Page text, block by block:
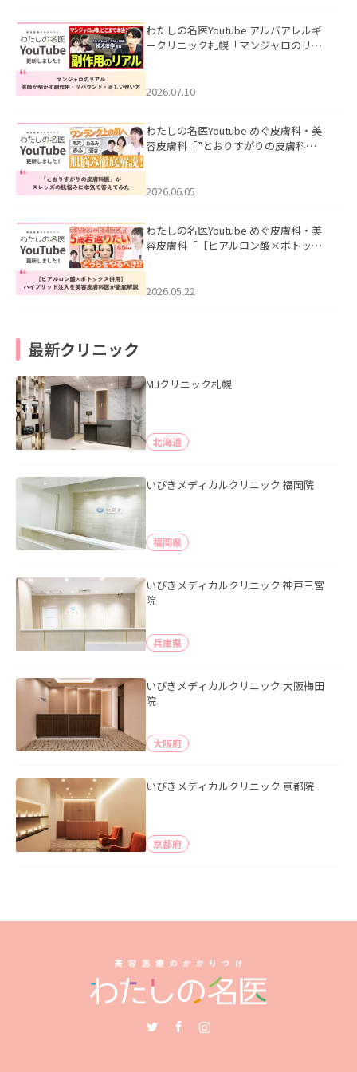
わたしの名医Youtube アルバアレルギ
ークリニック札幌「マンジャロのリア
た。
2026.07.10
わたしの名医Youtube めぐ皮膚科・美
容皮膚科「”とおりすがりの皮膚科
2026.06.05
わたしの名医Youtube めぐ皮膚科・美
容皮膚科「【ヒアルロン酸×ボトック
た。
2026.05.22
最新クリニック
MJクリニック札幌
北海道
いびきメディカルクリニック 福岡院
福岡県
いびきメディカルクリニック 神戸三宮
院
兵庫県
いびきメディカルクリニック 大阪梅田
院
大阪府
いびきメディカルクリニック 京都院
京都府